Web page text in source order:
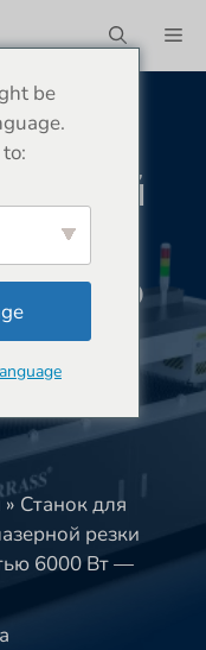
» Станок для
резки
6000 Вт —
be